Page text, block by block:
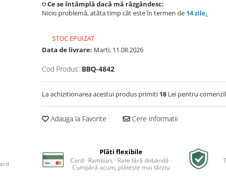
⛉ Ce se întâmplă dacă mă răzgândesc:
Nicio problemă, atâta timp cât este în termen de 14 zile.
STOC EPUIZAT
Data de livrare: Marti, 11.08.2026
Cod Produs: BBQ-4842
La achizitionarea acestui produs primiti 18 Lei pentru
Adauga la Favorite Cere informatii
Plăti flexibile
Card · Ramburs · Rate fără dobândă ·
Cumpără acum, plătește mai târziu